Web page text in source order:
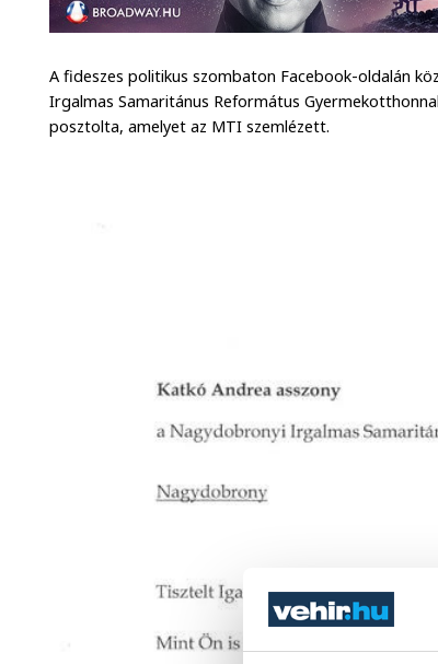
A fideszes politikus szombaton Facebook-oldalán
Irgalmas Samaritánus Református
posztolta, amelyet az MTI szemlézett.